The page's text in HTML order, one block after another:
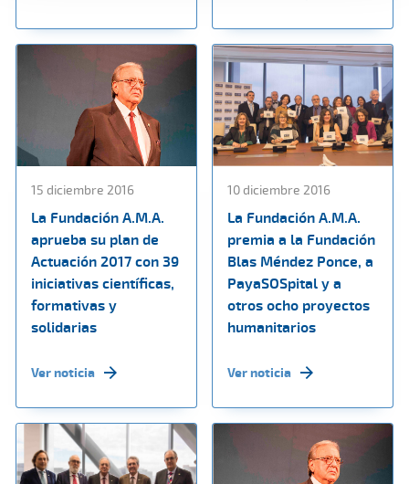
15 diciembre 2016
La Fundación A.M.A.
aprueba su plan de
Actuación 2017 con 39
iniciativas científicas,
formativas y
solidarias
Ver noticia
10 diciembre 2016
La Fundación A.M.A.
premia a la Fundación
Blas Méndez Ponce, a
PayaSOSpital y a
otros ocho proyectos
humanitarios
Ver noticia